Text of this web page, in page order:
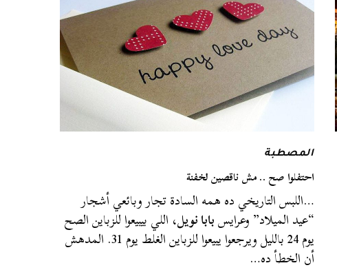
المصطبة
احتفلوا صح .. مش ناقصين لخفنة
…اللبس التاريخي ده همه السادة تجار وبائعي أشجار
“عيد الميلاد” وعرايسبابا نويل، اللي بيبيعوا للزباين الصح
يوم 24 بالليل ويرجعوا يبيعوا للزباين الغلط يوم 31. المدهش
أن الخطأ ده…